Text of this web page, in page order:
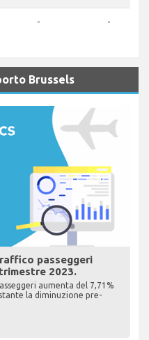
- -
Brussels
passeggeri
2023.
aumenta del 7,71%
la diminuzione pre-